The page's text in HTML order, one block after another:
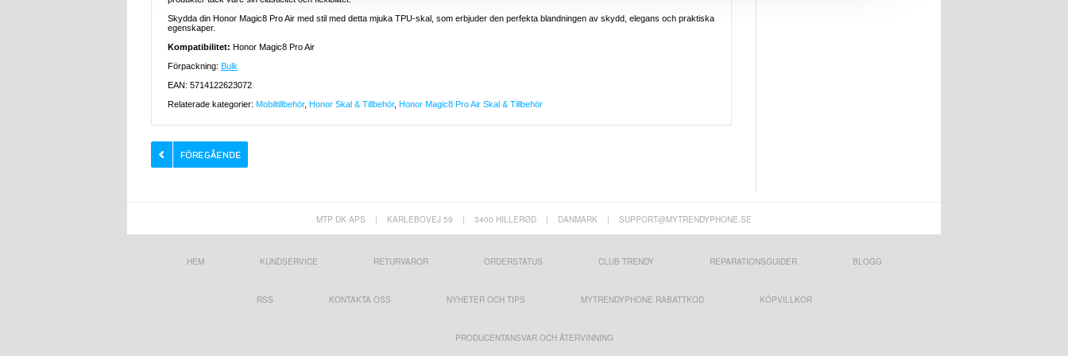
Skydda din Honor Magic8 Pro Air med stil med detta mjuka TPU-skal, som erbjuder den perfekta blandningen av skydd, elegans och praktiska
egenskaper.
Kompatibilitet: Honor Magic8 Pro Air
Förpackning: Bulk
EAN: 5714122623072
Relaterade kategorier: Mobiltillbehör, Honor Skal & Tillbehör, Honor Magic8 Pro Air Skal & Tillbehör
MTP DK APS | KARLEBOVEJ 59 | 3400 HILLERØD | DANMARK | SUPPORT@MYTRENDYPHONE.SE
HEM KUNDSERVICE RETURVAROR ORDERSTATUS CLUB TRENDY REPARATIONSGUIDER BLOGG
RSS KONTAKTA OSS NYHETER OCH TIPS MYTRENDYPHONE RABATTKOD KÖPVILLKOR
PRODUCENTANSVAR OCH ÅTERVINNING